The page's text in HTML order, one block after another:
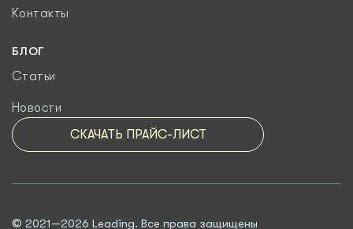
Контакты
БЛОГ
Статьи
Новости
СКАЧАТЬ ПРАЙС-ЛИСТ
© 2021—2026 Leading. Все права защищены